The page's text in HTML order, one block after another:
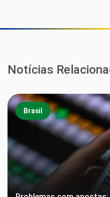
Notícias
Brasil